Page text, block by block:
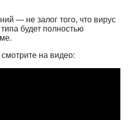
— не залог того, что вирус
будет полностью
на видео: